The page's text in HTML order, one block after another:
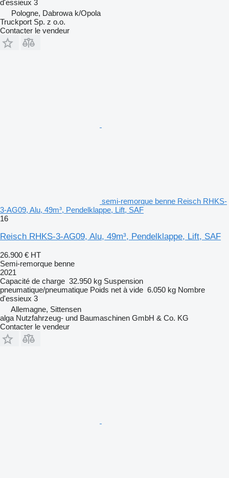
d'essieux 3
Pologne, Dabrowa k/Opola
Truckport Sp. z o.o.
Contacter le vendeur
semi-remorque benne Reisch RHKS-
3-AG09, Alu, 49m³, Pendelklappe, Lift, SAF
16
Reisch RHKS-3-AG09, Alu, 49m³, Pendelklappe, Lift, SAF
26.900 € HT
Semi-remorque benne
2021
Capacité de charge 32.950 kg Suspension
pneumatique/pneumatique Poids net à vide 6.050 kg Nombre
d'essieux 3
Allemagne, Sittensen
alga Nutzfahrzeug- und Baumaschinen GmbH & Co. KG
Contacter le vendeur